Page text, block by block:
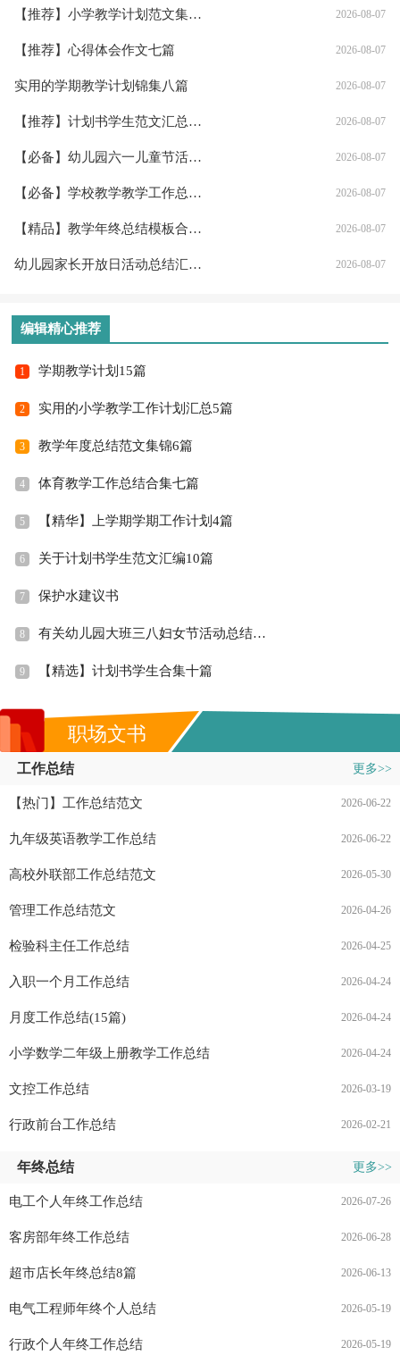
【推荐】小学教学计划范文集锦八篇 2026-08-07
【推荐】心得体会作文七篇 2026-08-07
实用的学期教学计划锦集八篇 2026-08-07
【推荐】计划书学生范文汇总7篇 2026-08-07
【必备】幼儿园六一儿童节活动总结三篇 2026-08-07
【必备】学校教学教学工作总结范文汇总6篇 2026-08-07
【精品】教学年终总结模板合集8篇 2026-08-07
幼儿园家长开放日活动总结汇编五篇 2026-08-07
编辑精心推荐
1 学期教学计划15篇
2 实用的小学教学工作计划汇总5篇
3 教学年度总结范文集锦6篇
4 体育教学工作总结合集七篇
5 【精华】上学期学期工作计划4篇
6 关于计划书学生范文汇编10篇
7 保护水建议书
8 有关幼儿园大班三八妇女节活动总结三篇
9 【精选】计划书学生合集十篇
职场文书
工作总结 更多>>
【热门】工作总结范文 2026-06-22
九年级英语教学工作总结 2026-06-22
高校外联部工作总结范文 2026-05-30
管理工作总结范文 2026-04-26
检验科主任工作总结 2026-04-25
入职一个月工作总结 2026-04-24
月度工作总结(15篇) 2026-04-24
小学数学二年级上册教学工作总结 2026-04-24
文控工作总结 2026-03-19
行政前台工作总结 2026-02-21
年终总结 更多>>
电工个人年终工作总结 2026-07-26
客房部年终工作总结 2026-06-28
超市店长年终总结8篇 2026-06-13
电气工程师年终个人总结 2026-05-19
行政个人年终工作总结 2026-05-19